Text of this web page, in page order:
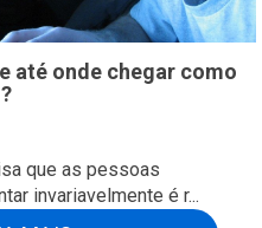
até onde chegar como
que as pessoas
invariavelmente é r...